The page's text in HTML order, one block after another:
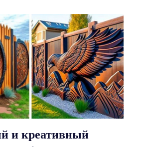
и креативный